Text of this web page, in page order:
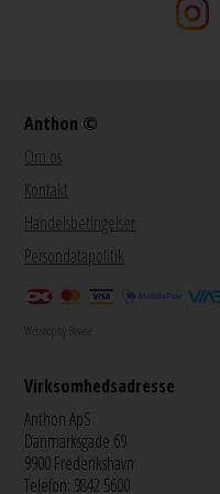
Anthon ©
Om os
Kontakt
Handelsbetingelser
Persondatapolitik
Webshop by Bewise
Virksomhedsadresse
Anthon ApS
Danmarksgade 69
9900 Frederikshavn
Telefon: 9842 5600